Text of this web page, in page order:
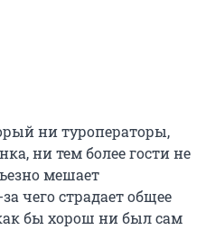
ни туроператоры,
ни тем более гости не
мешает
чего страдает общее
бы хорош ни был сам